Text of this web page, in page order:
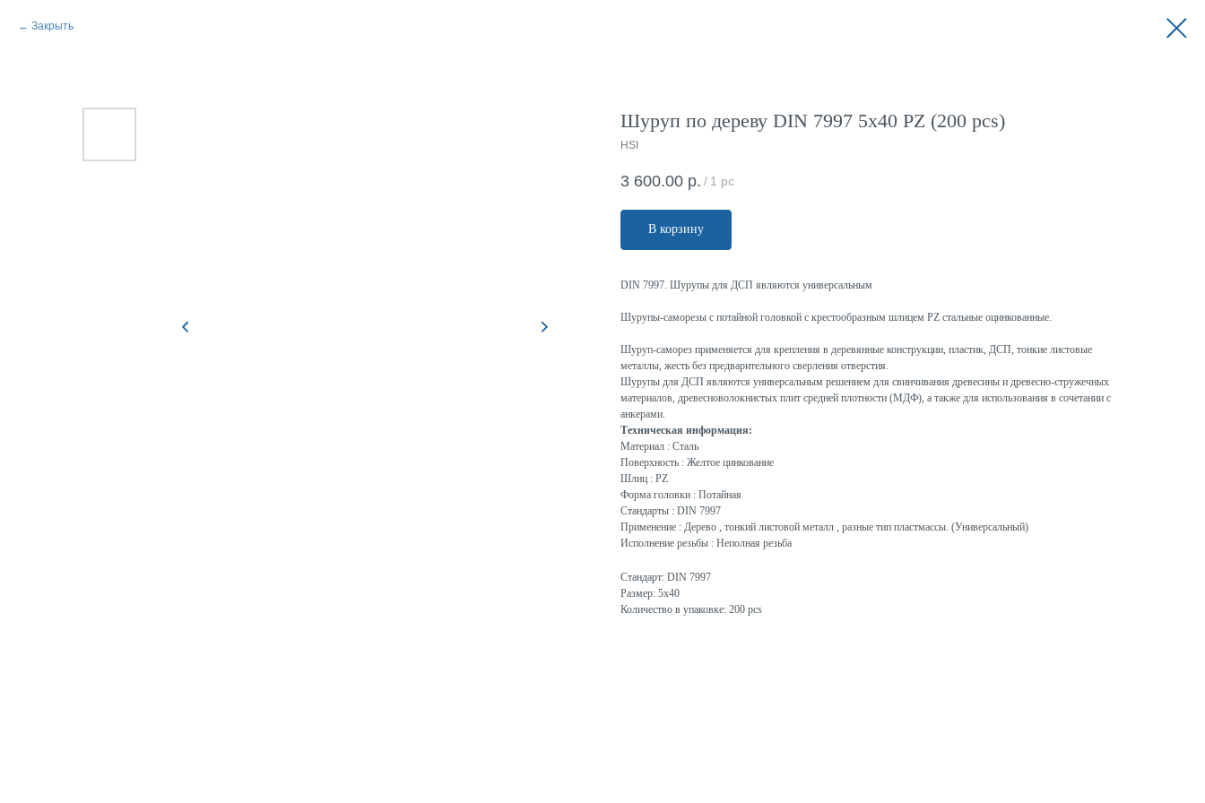
Закрыть
Шуруп по дереву DIN 7997 5x40 PZ (200 pcs)
HSI
3 600.00 р. / 1 pc
В корзину
DIN 7997. Шурупы для ДСП являются универсальным
Шурупы-саморезы с потайной головкой с крестообразным шлицем PZ стальные оцинкованные.
Шуруп-саморез применяется для крепления в деревянные конструкции, пластик, ДСП, тонкие листовые
металлы, жесть без предварительного сверления отверстия.
Шурупы для ДСП являются универсальным решением для свинчивания древесины и древесно-стружечных
материалов, древесноволокнистых плит средней плотности (МДФ), а также для использования в сочетании с
анкерами.
Техническая информация:
Материал : Сталь
Поверхность : Желтое цинкование
Шлиц : PZ
Форма головки : Потайная
Стандарты : DIN 7997
Применение : Дерево , тонкий листовой металл , разные тип пластмассы. (Универсальный)
Исполнение резьбы : Неполная резьба
Стандарт: DIN 7997
Размер: 5x40
Количество в упаковке: 200 pcs